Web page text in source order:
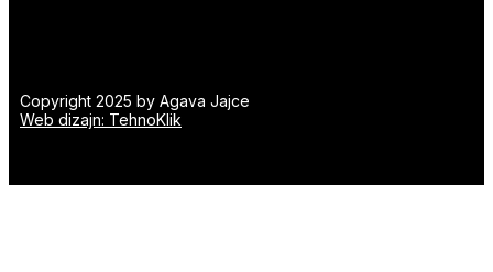
Copyright 2025 by Agava Jajce
Web dizajn: TehnoKlik